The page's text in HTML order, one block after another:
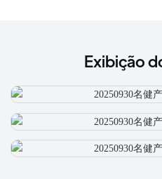
Exibição